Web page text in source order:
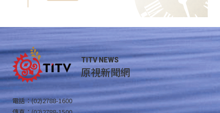
TITV NEWS
原視新聞網
電話：(02)2788-1600